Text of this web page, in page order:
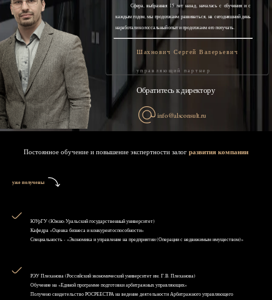
Сфера, выбранная 15 лет назад, началась с обучения и с
каждым годом, мы продолжаем развиваться, на сегодняшний день
наработали колоссальный опыт и продолжаем его получать.
Шахнович Сергей Валерьевич
управляющий партнер
Обратитесь к директору
info@alsconsult.ru
Постоянное обучение и повышение экспертности залог развития компании
уже получены
ЮУрГУ (Южно-Уральский государственный университет)
Кафедра «Оценка бизнеса и конкурентоспособности»
Специальность - «Экономика и управление на предприятии (Операции с недвижимым имуществом)»
РЭУ Плеханова (Российский экономический университет им. Г.В. Плеханова)
Обучение на «Единой программе подготовки арбитражных управляющих»
Получено свидетельство РОСРЕЕСТРА на ведение деятельности Арбитражного управляющего